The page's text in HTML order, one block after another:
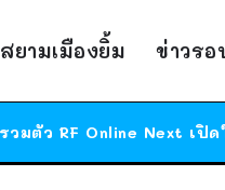
สยามเมืองยิ้ม ข่าวรอ